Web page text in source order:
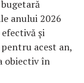
anului 2026
și
acest an,
obiectiv în